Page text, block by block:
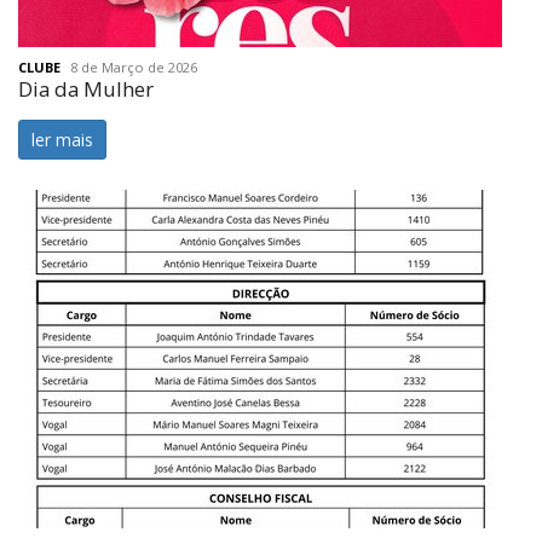
CLUBE 8 de Março de 2026
Dia da Mulher
ler mais